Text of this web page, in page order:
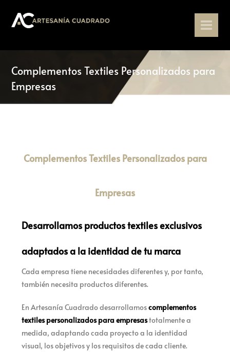
Complementos Textiles Personalizados para
Empresas
Complementos Textiles Personalizados para
Empresas
Desarrollamos productos textiles exclusivos
adaptados a la identidad de tu marca
Cada empresa tiene necesidades diferentes y, por tanto,
también necesita productos diferentes.
En Artesanía Cuadrado desarrollamoscomplementos
textiles personalizados para empresastotalmente a
medida, adaptando cada proyecto a la identidad
visual, los objetivos y los requisitos de cada cliente.